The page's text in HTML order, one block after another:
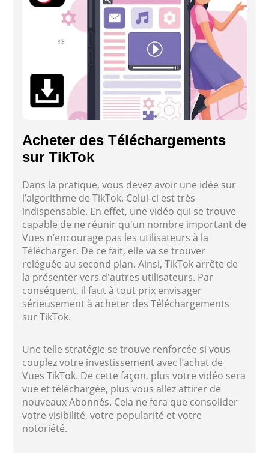
Acheter des Téléchargements
sur TikTok
Dans la pratique, vous devez avoir une idée sur
l’algorithme de TikTok. Celui-ci est très
indispensable. En effet, une vidéo qui se trouve
capable de ne réunir qu'un nombre important de
Vues n’encourage pas les utilisateurs à la
Télécharger. De ce fait, elle va se trouver
reléguée au second plan. Ainsi, TikTok arrête de
la présenter vers d'autres utilisateurs. Par
conséquent, il faut à tout prix envisager
sérieusement à acheter des Téléchargements
sur TikTok.
Une telle stratégie se trouve renforcée si vous
couplez votre investissement avec l’achat de
Vues TikTok. De cette façon, plus votre vidéo sera
vue et téléchargée, plus vous allez attirer de
nouveaux Abonnés. Cela ne fera que consolider
votre visibilité, votre popularité et votre
notoriété.